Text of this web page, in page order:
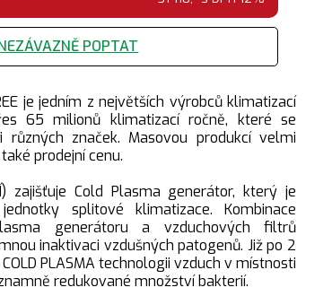
POPTAT
je jedním z největších výrobců klimatizací
65 milionů klimatizací ročně, které se
různých značek. Masovou produkcí velmi
prodejní cenu.
zajišťuje Cold Plasma generátor, který je
splitové klimatizace. Kombinace
generátoru a vzduchových filtrů
inaktivaci vzdušných patogenů. Již po 2
PLASMA technologii vzduch v místnosti
redukované množství bakterií.